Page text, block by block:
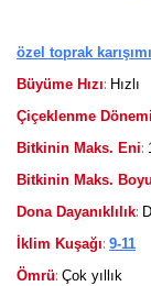
özel toprak
Büyüme Hızı: Hızlı
Çiçeklenme Dönemi
Bitkinin Maks. Eni:
Bitkinin Maks. Boyu
Dona Dayanıklılık:
İklim Kuşağı: 9-11
Ömrü: Çok yıllık